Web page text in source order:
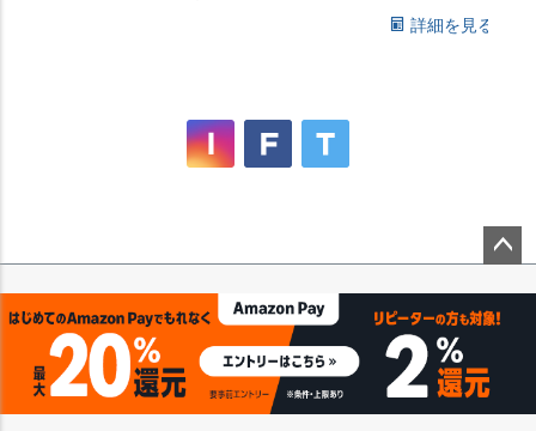
詳細を見る
ップ